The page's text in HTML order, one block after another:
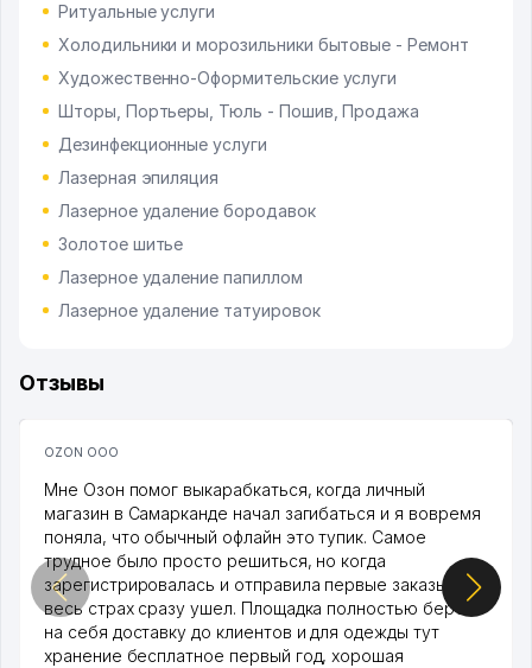
Ритуальные услуги
Холодильники и морозильники бытовые - Ремонт
Художественно-Оформительские услуги
Шторы, Портьеры, Тюль - Пошив, Продажа
Дезинфекционные услуги
Лазерная эпиляция
Лазерное удаление бородавок
Золотое шитье
Лазерное удаление папиллом
Лазерное удаление татуировок
Отзывы
OZON ООО
Мне Озон помог выкарабкаться, когда личный
магазин в Самарканде начал загибаться и я вовремя
поняла, что обычный офлайн это тупик. Самое
трудное было просто решиться, но когда
зарегистрировалась и отправила первые заказы,
весь страх сразу ушел. Площадка полностью берет
на себя доставку до клиентов и для одежды тут
хранение бесплатное первый год, хорошая